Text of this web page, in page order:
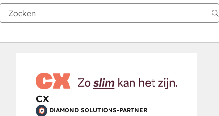
CX
DIAMOND SOLUTIONS-PARTNER